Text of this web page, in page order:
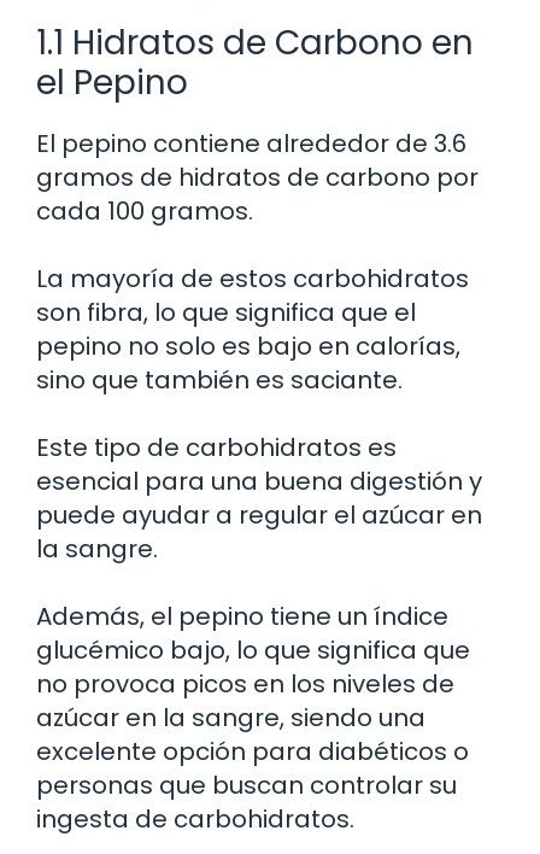
1.1 Hidratos de Carbono en
el Pepino
El pepino contiene alrededor de 3.6
gramos de hidratos de carbono por
cada 100 gramos.
La mayoría de estos carbohidratos
son fibra, lo que significa que el
pepino no solo es bajo en calorías,
sino que también es saciante.
Este tipo de carbohidratos es
esencial para una buena digestión y
puede ayudar a regular el azúcar en
la sangre.
Además, el pepino tiene un índice
glucémico bajo, lo que significa que
no provoca picos en los niveles de
azúcar en la sangre, siendo una
excelente opción para diabéticos o
personas que buscan controlar su
ingesta de carbohidratos.